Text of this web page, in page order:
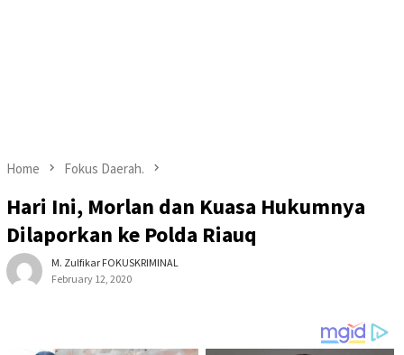
Home Fokus Daerah.
Hari Ini, Morlan dan Kuasa Hukumnya
Dilaporkan ke Polda Riauq
M. Zulfikar FOKUSKRIMINAL
February 12, 2020